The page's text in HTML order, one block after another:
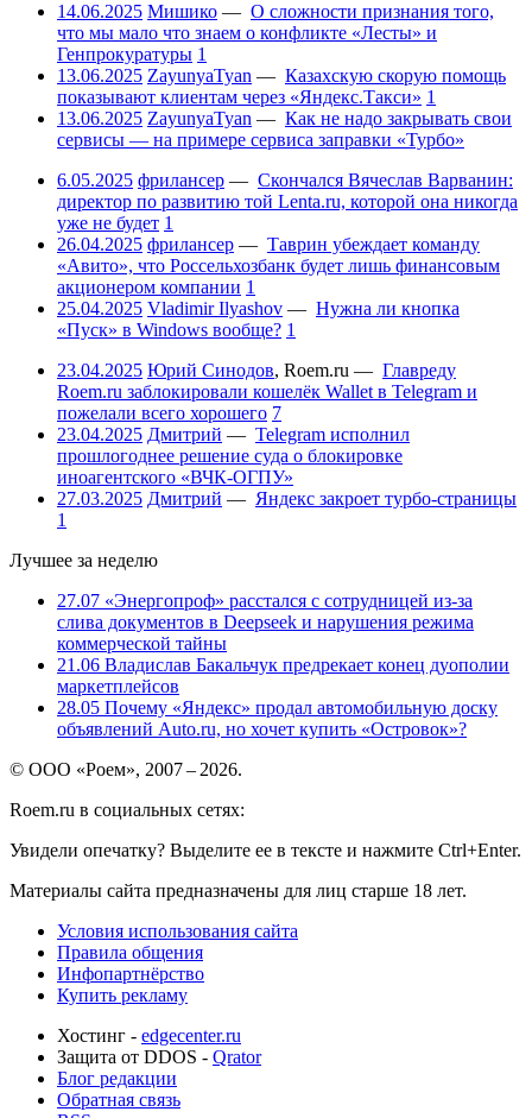
14.06.2025 Мишико — О сложности признания того,
что мы мало что знаем о конфликте «Лесты» и
Генпрокуратуры 1
13.06.2025 ZayunyaTyan — Казахскую скорую помощь
показывают клиентам через «Яндекс.Такси» 1
13.06.2025 ZayunyaTyan — Как не надо закрывать свои
сервисы — на примере сервиса заправки «Турбо»
6.05.2025 фрилансер — Скончался Вячеслав Варванин:
директор по развитию той Lenta.ru, которой она никогда
уже не будет 1
26.04.2025 фрилансер — Таврин убеждает команду
«Авито», что Россельхозбанк будет лишь финансовым
акционером компании 1
25.04.2025 Vladimir Ilyashov — Нужна ли кнопка
«Пуск» в Windows вообще? 1
23.04.2025 Юрий Синодов, Roem.ru — Главреду
Roem.ru заблокировали кошелёк Wallet в Telegram и
пожелали всего хорошего 7
23.04.2025 Дмитрий — Telegram исполнил
прошлогоднее решение суда о блокировке
иноагентского «ВЧК-ОГПУ»
27.03.2025 Дмитрий — Яндекс закроет турбо-страницы
1
Лучшее за неделю
27.07 «Энергопроф» расстался с сотрудницей из-за
слива документов в Deepseek и нарушения режима
коммерческой тайны
21.06 Владислав Бакальчук предрекает конец дуополии
маркетплейсов
28.05 Почему «Яндекс» продал автомобильную доску
объявлений Auto.ru, но хочет купить «Островок»?
© ООО «Роем», 2007 – 2026.
Roem.ru в социальных сетях:
Увидели опечатку? Выделите ее в тексте и нажмите Ctrl+Enter.
Материалы сайта предназначены для лиц старше 18 лет.
Условия использования сайта
Правила общения
Инфопартнёрство
Купить рекламу
Хостинг - edgecenter.ru
Защита от DDOS - Qrator
Блог редакции
Обратная связь